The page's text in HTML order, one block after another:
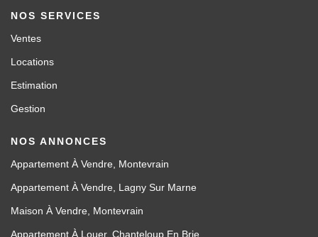
NOS SERVICES
Ventes
Locations
Estimation
Gestion
NOS ANNONCES
Appartement À Vendre, Montevrain
Appartement À Vendre, Lagny Sur Marne
Maison À Vendre, Montevrain
Appartement À Louer, Chanteloup En Brie